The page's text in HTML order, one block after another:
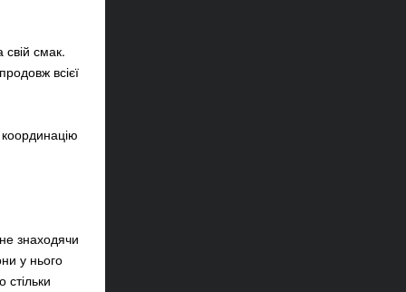
смак.
всієї
знаходячи
у нього
стільки